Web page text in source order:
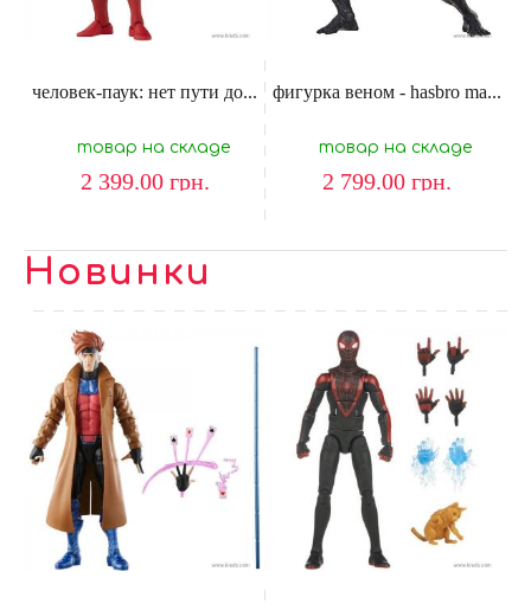
человек-паук: нет пути до...
товар на складе
2 399.00 грн.
фигурка веном - hasbro ma...
товар на складе
2 799.00 грн.
Новинки